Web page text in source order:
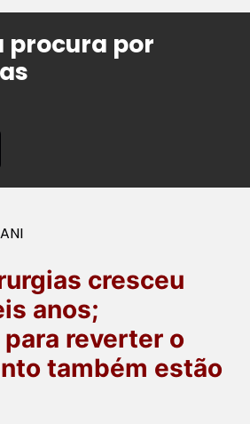
procura por
cresceu
anos;
reverter o
também estão